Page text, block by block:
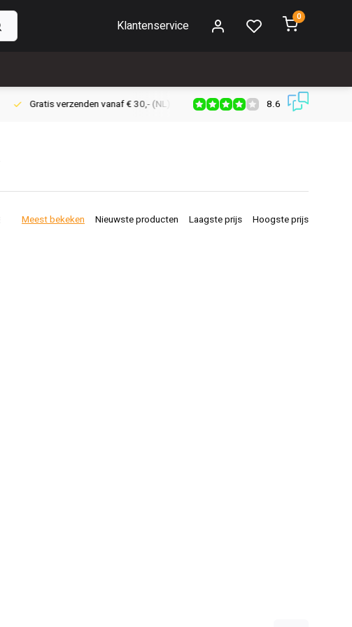
Klantenservice
0
Gratis verzenden vanaf € 30,- (NL) Verzendkosten € 2,95 (NL)
8.6
Meest bekeken Nieuwste producten Laagste prijs Hoogste prijs